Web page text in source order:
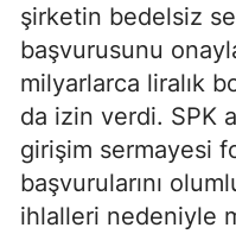
şirketin bedelsiz
başvurusunu
milyarlarca liralık
da izin verdi. SPK
girişim sermayesi
başvurularını
ihlalleri nedeniyle